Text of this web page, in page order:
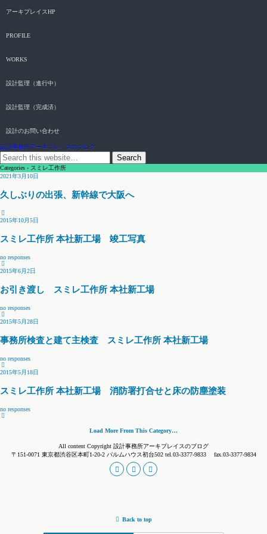
アーキプレイスHP
PROFILE
WORKS
設計監理（進行中）
設計監理（完成済）
設計のお問い合わせ
設計事務所アーキプレイスのブログ
Categories › スミレ工作所
2021年3月10日
久しぶりの出張、新幹線で大阪へ
2015年10月5日
スミレ工作所 本社新工場 竣工写真
no responses
2015年6月2日
お引き渡し スミレ工作所 本社新工場
no responses
2015年5月28日
事務所検査と建て主検査 スミレ工作所 本社新工場
no responses
2015年5月18日
スミレ工作所 本社新工場 消防署打合せと床の防塵塗装
no responses
Load More From This Category…
All content Copyright 設計事務所アーキプレイスのブログ
〒151-0071 東京都渋谷区本町1-20-2 パルムハウス初台502 tel.03-3377-9833 fax.03-3377-9834
Back to top